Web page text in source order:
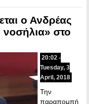
ο Ανδρέας
στο
20:02 -
Tuesday, 3
April, 2018
Την
παραπομπή